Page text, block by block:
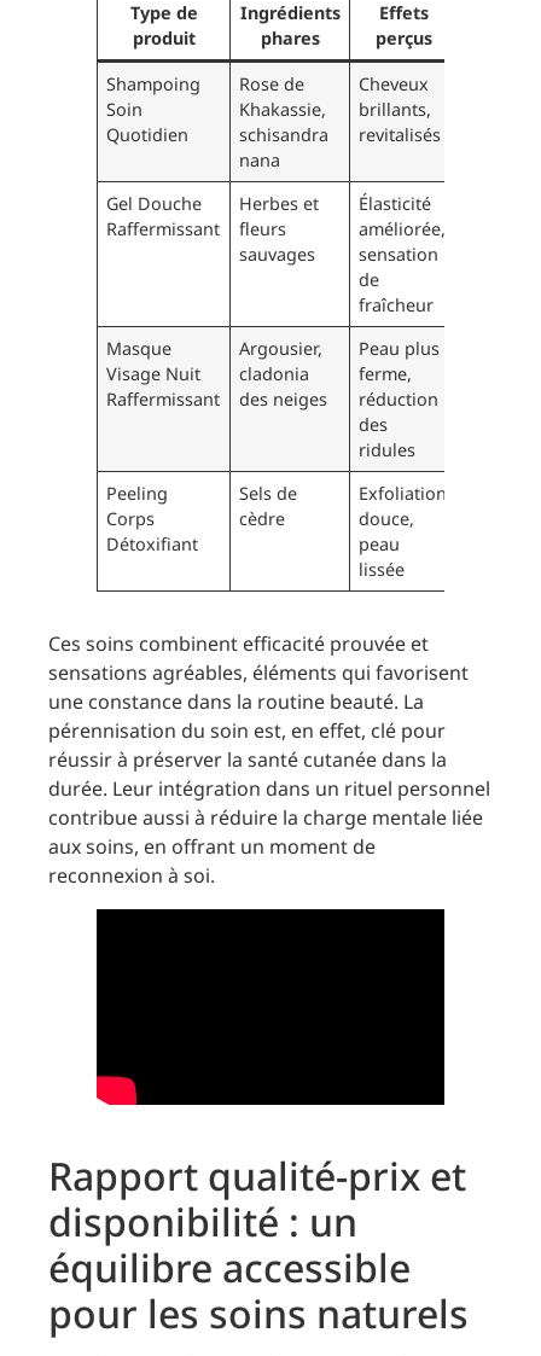
Type de
produit
Ingrédients
phares
Effets
perçus
Shampoing
Soin
Quotidien
Rose de
Khakassie,
schisandra
nana
Cheveux
brillants,
revitalisés
Gel Douche
Raffermissant
Herbes et
fleurs
sauvages
Élasticité
améliorée,
sensation
de
fraîcheur
Masque
Visage Nuit
Raffermissant
Argousier,
cladonia
des neiges
Peau plus
ferme,
réduction
des
ridules
Peeling
Corps
Détoxifiant
Sels de
cèdre
Exfoliation
douce,
peau
lissée
Ces soins combinent efficacité prouvée et
sensations agréables, éléments qui favorisent
une constance dans la routine beauté. La
pérennisation du soin est, en effet, clé pour
réussir à préserver la santé cutanée dans la
durée. Leur intégration dans un rituel personnel
contribue aussi à réduire la charge mentale liée
aux soins, en offrant un moment de
reconnexion à soi.
Rapport qualité-prix et
disponibilité : un
équilibre accessible
pour les soins naturels